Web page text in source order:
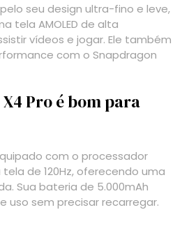
seu design ultra-fino e leve,
tela AMOLED de alta
vídeos e jogar. Ele também
com o Snapdragon
Pro é bom para
com o processador
de 120Hz, oferecendo uma
Sua bateria de 5.000mAh
uso sem precisar recarregar.